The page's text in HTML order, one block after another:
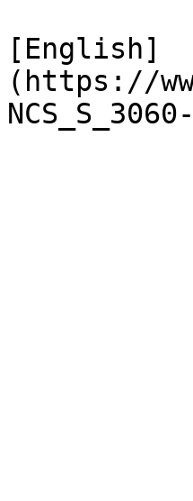
[English]
(https://